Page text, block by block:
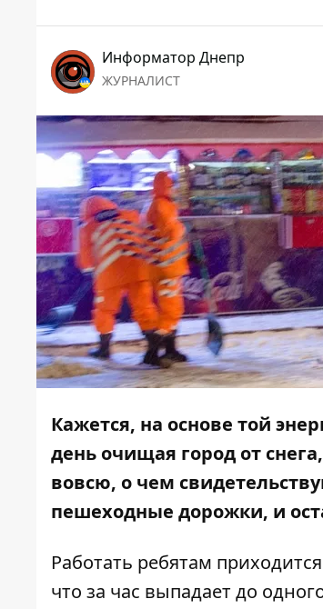
Информатор Днепр
ЖУРНАЛИСТ
Кажется, на основе той
день очищая город от
вовсю, о чем
пешеходные дорожки, и
Работать ребятам
что за час выпадает до